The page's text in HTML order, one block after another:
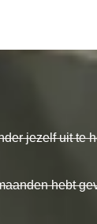
jezelf uit te
hebt